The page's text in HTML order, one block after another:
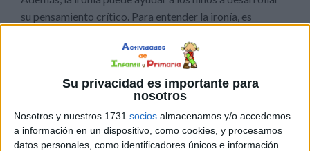
Su privacidad es importante para
nosotros
Nosotros y nuestros 1731 socios almacenamos y/o accedemos
a información en un dispositivo, como cookies, y procesamos
datos personales, como identificadores únicos e información
su pensamiento crítico. Para entender la ironía, es
estar atento a las palabras y expresiones que se utilizan.
Los niños que aprenden a reconocer la ironía también
pueden aprender a evaluar y cuestionar lo que están
escuchando o viendo. Esto puede ayudarles a desarrollar
una mente crítica y a tomar decisiones más informadas
en el futuro.